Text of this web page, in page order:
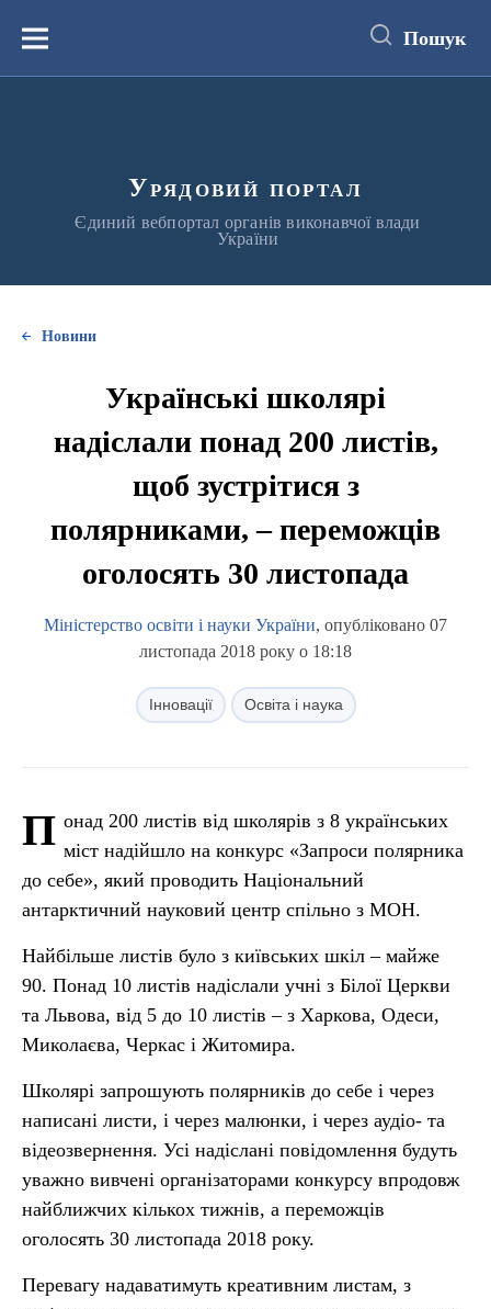
вмістуМеню Пошук
Урядовий портал
Єдиний вебпортал органів виконавчої влади
України
Новини
Українські школярі
надіслали понад 200 листів,
щоб зустрітися з
полярниками, – переможців
оголосять 30 листопада
Міністерство освіти і науки України, опубліковано 07
листопада 2018 року о 18:18
Інновації Освіта і наука
П онад 200 листів від школярів з 8 українських
міст надійшло на конкурс «Запроси полярника
до себе», який проводить Національний
антарктичний науковий центр спільно з МОН.
Найбільше листів було з київських шкіл – майже
90. Понад 10 листів надіслали учні з Білої Церкви
та Львова, від 5 до 10 листів – з Харкова, Одеси,
Миколаєва, Черкас і Житомира.
Школярі запрошують полярників до себе і через
написані листи, і через малюнки, і через аудіо- та
відеозвернення. Усі надіслані повідомлення будуть
уважно вивчені організаторами конкурсу впродовж
найближчих кількох тижнів, а переможців
оголосять 30 листопада 2018 року.
Перевагу надаватимуть креативним листам, з